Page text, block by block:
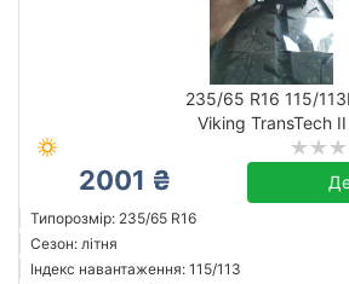
235/65 R16 115/
Viking TransTech II
2001 ₴
Типорозмір: 235/65 R16
Сезон: літня
Індекс навантаження: 115/113